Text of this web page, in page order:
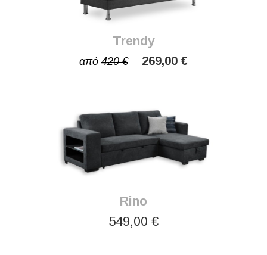
Trendy
από 420 € 269,00 €
Rino
549,00 €